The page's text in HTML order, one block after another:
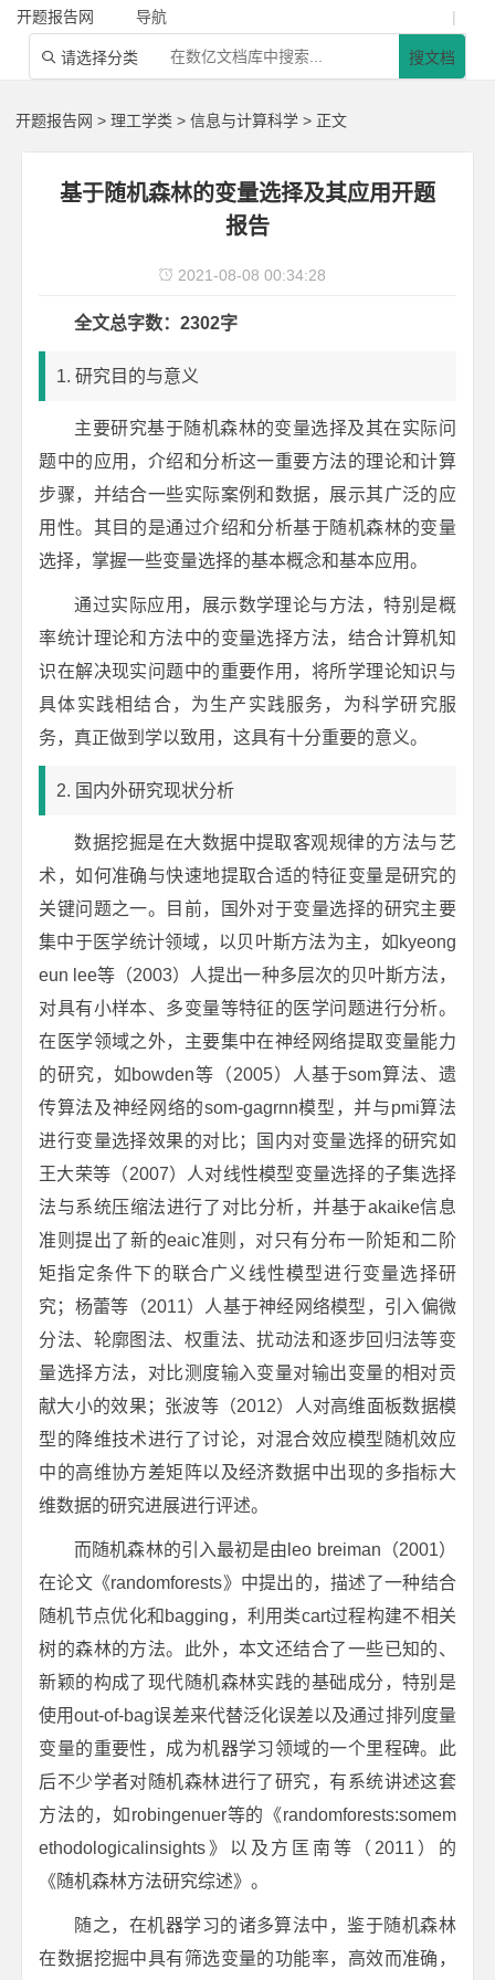
开题报告网 导航 |
 请选择分类 搜文档
开题报告网 >理工学类 >信息与计算科学 > 正文
基于随机森林的变量选择及其应用开题
报告
 2021-08-08 00:34:28
全文总字数：2302字
1. 研究目的与意义
主要研究基于随机森林的变量选择及其在实际问
题中的应用，介绍和分析这一重要方法的理论和计算
步骤，并结合一些实际案例和数据，展示其广泛的应
用性。其目的是通过介绍和分析基于随机森林的变量
选择，掌握一些变量选择的基本概念和基本应用。
通过实际应用，展示数学理论与方法，特别是概
率统计理论和方法中的变量选择方法，结合计算机知
识在解决现实问题中的重要作用，将所学理论知识与
具体实践相结合，为生产实践服务，为科学研究服
务，真正做到学以致用，这具有十分重要的意义。
2. 国内外研究现状分析
数据挖掘是在大数据中提取客观规律的方法与艺
术，如何准确与快速地提取合适的特征变量是研究的
关键问题之一。目前，国外对于变量选择的研究主要
集中于医学统计领域，以贝叶斯方法为主，如kyeong
eun lee等（2003）人提出一种多层次的贝叶斯方法，
对具有小样本、多变量等特征的医学问题进行分析。
在医学领域之外，主要集中在神经网络提取变量能力
的研究，如bowden等（2005）人基于som算法、遗
传算法及神经网络的som-gagrnn模型，并与pmi算法
进行变量选择效果的对比；国内对变量选择的研究如
王大荣等（2007）人对线性模型变量选择的子集选择
法与系统压缩法进行了对比分析，并基于akaike信息
准则提出了新的eaic准则，对只有分布一阶矩和二阶
矩指定条件下的联合广义线性模型进行变量选择研
究；杨蕾等（2011）人基于神经网络模型，引入偏微
分法、轮廓图法、权重法、扰动法和逐步回归法等变
量选择方法，对比测度输入变量对输出变量的相对贡
献大小的效果；张波等（2012）人对高维面板数据模
型的降维技术进行了讨论，对混合效应模型随机效应
中的高维协方差矩阵以及经济数据中出现的多指标大
维数据的研究进展进行评述。
而随机森林的引入最初是由leo breiman（2001）
在论文《randomforests》中提出的，描述了一种结合
随机节点优化和bagging，利用类cart过程构建不相关
树的森林的方法。此外，本文还结合了一些已知的、
新颖的构成了现代随机森林实践的基础成分，特别是
使用out-of-bag误差来代替泛化误差以及通过排列度量
变量的重要性，成为机器学习领域的一个里程碑。此
后不少学者对随机森林进行了研究，有系统讲述这套
方法的，如robingenuer等的《randomforests:somem
ethodologicalinsights》以及方匡南等（2011）的
《随机森林方法研究综述》。
随之，在机器学习的诸多算法中，鉴于随机森林
在数据挖掘中具有筛选变量的功能率，高效而准确，